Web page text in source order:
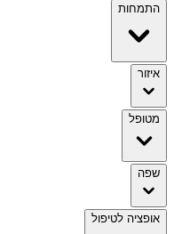
התמחות
איזור
מטופל
שפה
אופציה לטיפול